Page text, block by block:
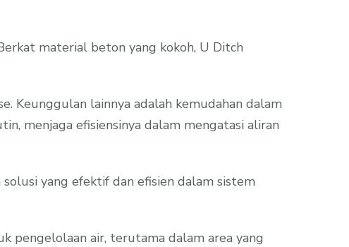
material beton yang kokoh, U Ditch
Keunggulan lainnya adalah kemudahan dalam
menjaga efisiensinya dalam mengatasi aliran
yang efektif dan efisien dalam sistem
pengelolaan air, terutama dalam area yang